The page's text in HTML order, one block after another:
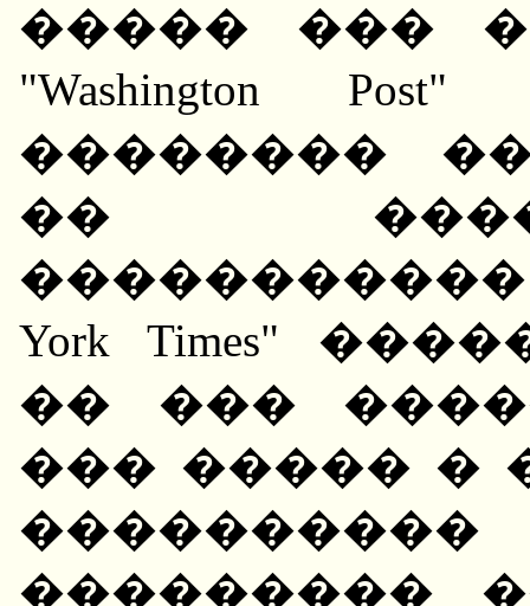
����� ���
"Washington
��������
��
�����������
York Times"
�� ���
��� ����� �
���������